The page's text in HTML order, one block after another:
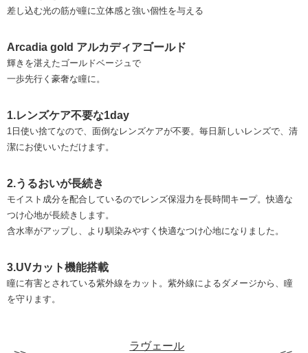
差し込む光の筋が瞳に立体感と強い個性を与える
Arcadia gold アルカディアゴールド
輝きを湛えたゴールドベージュで
一歩先行く豪奢な瞳に。
1.レンズケア不要な1day
1日使い捨てなので、面倒なレンズケアが不要。毎日新しいレンズで、清
潔にお使いいただけます。
2.うるおいが長続き
モイスト成分を配合しているのでレンズ保湿力を長時間キープ。快適な
つけ心地が長続きします。
含水率がアップし、より馴染みやすく快適なつけ心地になりました。
3.UVカット機能搭載
瞳に有害とされている紫外線をカット。紫外線によるダメージから、瞳
を守ります。
ラヴェール